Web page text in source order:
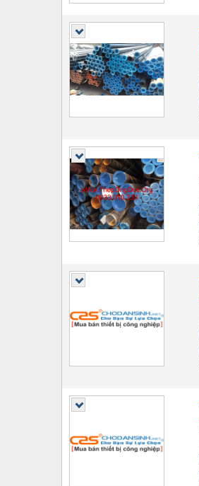
Nước-Vật tư thiết bị
Phốt cơ khí
Sắt, thép, inox các loại
Thí nghiệm-Trang thiết bị
Thiết bị chống sét
Thiết bị an ninh
Thiết bị công nghiệp
Thiết bị công trình
Thiết bị giáo dục
Thiết bị làm sạch
Thiết bị nhiệt
Thiết bị truyền động